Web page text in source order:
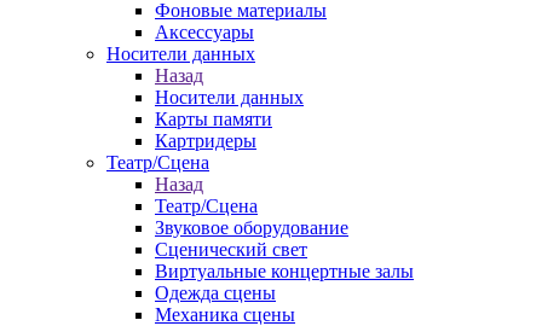
Фоновые материалы
Аксессуары
Носители данных
Назад
Носители данных
Карты памяти
Картридеры
Театр/Сцена
Назад
Театр/Сцена
Звуковое оборудование
Сценический свет
Виртуальные концертные залы
Одежда сцены
Механика сцены